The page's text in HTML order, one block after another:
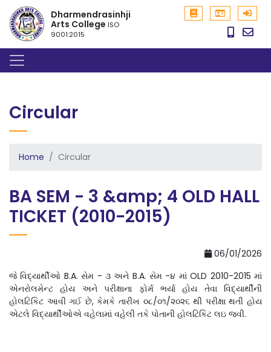
Dharmendrasinhji
Arts CollegeISO
9001:2015
Circular
Home Circular
BA SEM - 3 &amp; 4 OLD HALL
TICKET (2010-2015)
06/01/2026
જે વિદ્યાર્થીઓ B.A. સેમ - ૩ અને B.A. સેમ -૪ માં OLD 2010-2015 માં
એનરોલમેન્ટ હોય અને પરીક્ષાના ફોર્મ ભર્યા હોય તેવા વિદ્યાર્થીની
હોલટિકિટ આવી ગઈ છે, કેમકે તારીખ ૦૮/૦૧/૨૦૨૬ થી પરીક્ષા થતી હોય
એટલે વિદ્યાર્થીઓએ વહેલામાં વહેલી તકે પોતાની હોલટિકિટ લઇ જવી.